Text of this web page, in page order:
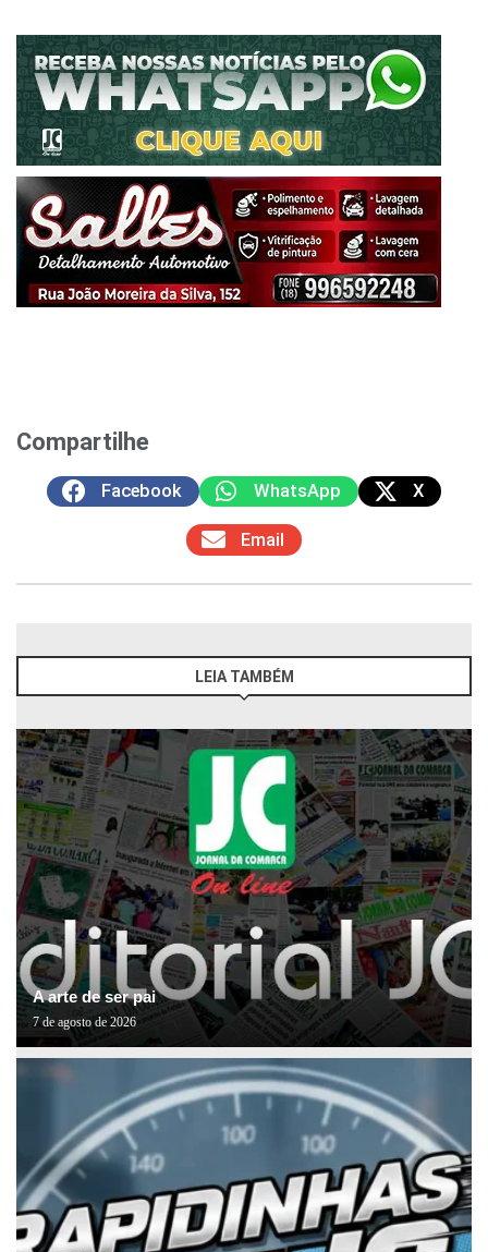
Compartilhe
Facebook WhatsApp X
Email
LEIA TAMBÉM
A arte de ser pai
7 de agosto de 2026